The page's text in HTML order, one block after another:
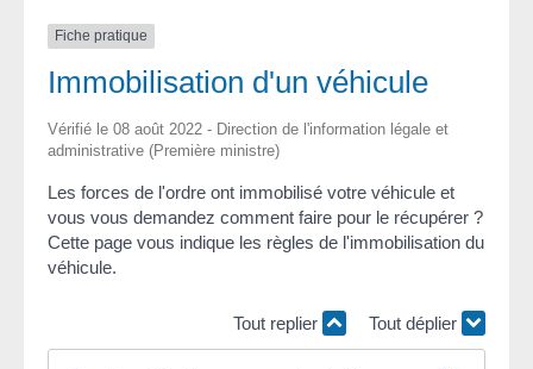
Fiche pratique
Immobilisation d'un véhicule
Vérifié le 08 août 2022 - Direction de l'information légale et
administrative (Première ministre)
Les forces de l'ordre ont immobilisé votre véhicule et
vous vous demandez comment faire pour le récupérer ?
Cette page vous indique les règles de l'immobilisation du
véhicule.
Tout replier Tout déplier